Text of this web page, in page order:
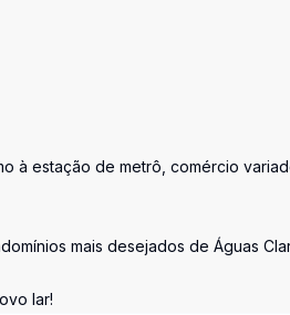
à estação de metrô, comércio
mais desejados de Águas
lar!